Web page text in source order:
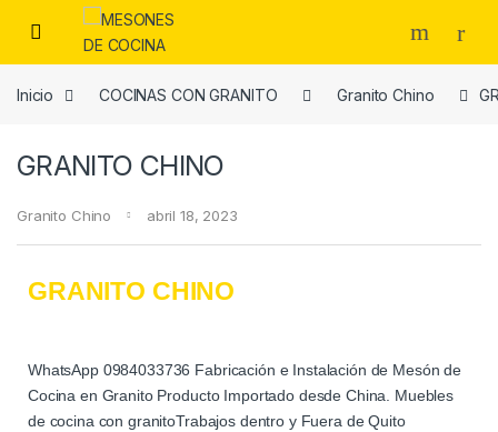
Inicio COCINAS CON GRANITO Granito Chino
GRANITO CHINO
Granito Chino abril 18, 2023
GRANITO CHINO
WhatsApp 0984033736 Fabricación e Instalación de Mesón de
Cocina en Granito Producto Importado desde China. Muebles
de cocina con granitoTrabajos dentro y Fuera de Quito